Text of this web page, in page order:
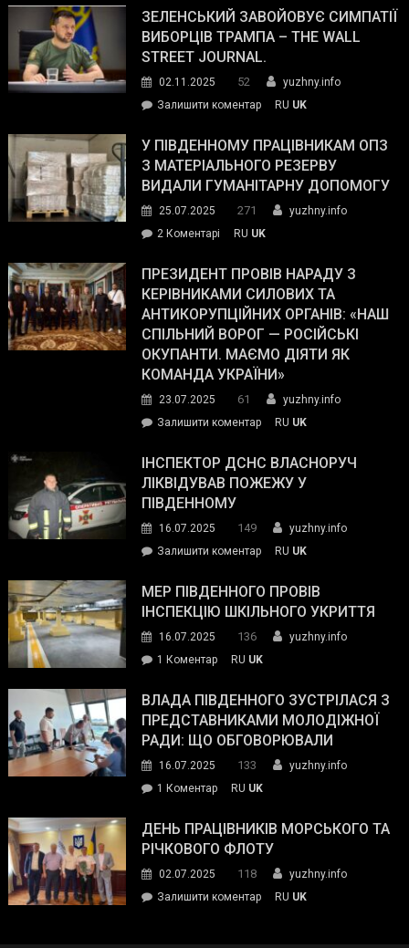
ЗЕЛЕНСЬКИЙ ЗАВОЙОВУЄ СИМПАТІЇ
ВИБОРЦІВ ТРАМПА – THE WALL
STREET JOURNAL.
02.11.2025 52
yuzhny.info
Залишити коментарon
завойовує
симпатії
виборців
The
Street
Journal.
RU UK
У ПІВДЕННОМУ ПРАЦІВНИКАМ ОПЗ
З МАТЕРІАЛЬНОГО РЕЗЕРВУ
ВИДАЛИ ГУМАНІТАРНУ ДОПОМОГУ
25.07.2025 271
yuzhny.info
2 Коментарі
Південному
працівникам
ОПЗ
з
матеріального
резерву
гуманітарну
допомогу
RU UK
ПРЕЗИДЕНТ ПРОВІВ НАРАДУ З
КЕРІВНИКАМИ СИЛОВИХ ТА
АНТИКОРУПЦІЙНИХ ОРГАНІВ: «НАШ
СПІЛЬНИЙ ВОРОГ — РОСІЙСЬКІ
ОКУПАНТИ. МАЄМО ДІЯТИ ЯК
КОМАНДА УКРАЇНИ»
23.07.2025 61
yuzhny.info
Залишити коментарon
провів
нараду
силових
та
органів:
«Наш
спільний
окупанти.
Маємо
діяти
команда
RU UK
ІНСПЕКТОР ДСНС ВЛАСНОРУЧ
ЛІКВІДУВАВ ПОЖЕЖУ У
ПІВДЕННОМУ
16.07.2025 149
yuzhny.info
Залишити коментарon
ДСНС
власноруч
пожежу
у
RU UK
МЕР ПІВДЕННОГО ПРОВІВ
ІНСПЕКЦІЮ ШКІЛЬНОГО УКРИТТЯ
16.07.2025 136
yuzhny.info
1 Коментардо
Південного
провів
інспекцію
укриття
RU UK
ВЛАДА ПІВДЕННОГО ЗУСТРІЛАСЯ З
ПРЕДСТАВНИКАМИ МОЛОДІЖНОЇ
РАДИ: ЩО ОБГОВОРЮВАЛИ
16.07.2025 133
yuzhny.info
1 Коментардо
Південного
зустрілася
представниками
молодіжної
RU UK
ДЕНЬ ПРАЦІВНИКІВ МОРСЬКОГО ТА
РІЧКОВОГО ФЛОТУ
02.07.2025 118
yuzhny.info
Залишити коментарon
RU UK